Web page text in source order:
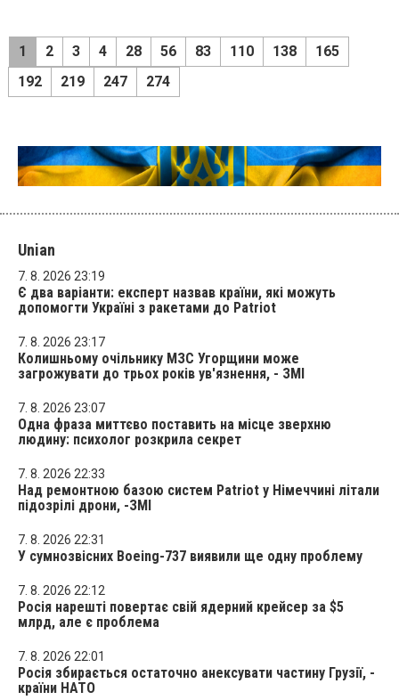
1 2 3 4 28 56 83 110 138
165
192
219 247 274
Unian
7. 8. 2026 23:19
Є два варіанти: експерт назвав країни, які можуть
допомогти Україні з ракетами до Patriot
7. 8. 2026 23:17
Колишньому очільнику МЗС Угорщини може
загрожувати до трьох років ув'язнення, - ЗМІ
7. 8. 2026 23:07
Одна фраза миттєво поставить на місце зверхню
людину: психолог розкрила секрет
7. 8. 2026 22:33
Над ремонтною базою систем Patriot у Німеччині літали
підозрілі дрони, -ЗМІ
7. 8. 2026 22:31
У сумнозвісних Boeing-737 виявили ще одну проблему
7. 8. 2026 22:12
Росія нарешті повертає свій ядерний крейсер за $5
млрд, але є проблема
7. 8. 2026 22:01
Росія збирається остаточно анексувати частину Грузії, -
країни НАТО